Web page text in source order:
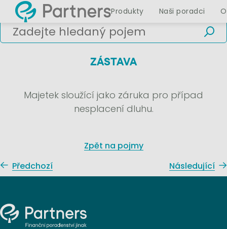
Produkty Naši poradci
ZÁSTAVA
Majetek sloužící jako záruka pro případ
nesplacení dluhu.
Zpět na pojmy
Předchozí
Následující